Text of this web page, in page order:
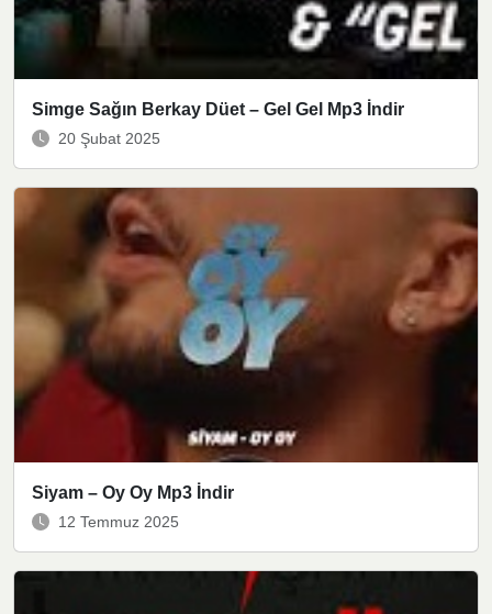
Simge Sağın Berkay Düet – Gel Gel Mp3 İndir
20 Şubat 2025
Siyam – Oy Oy Mp3 İndir
12 Temmuz 2025